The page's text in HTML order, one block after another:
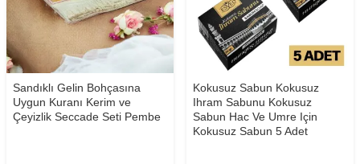
Sandıklı Gelin Bohçasına
Uygun Kuranı Kerim ve
Çeyizlik Seccade Seti Pembe
Kokusuz Sabun Kokusuz
Ihram Sabunu Kokusuz
Sabun Hac Ve Umre Için
Kokusuz Sabun 5 Adet